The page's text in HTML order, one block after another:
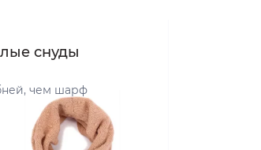
снуды
чем шарф